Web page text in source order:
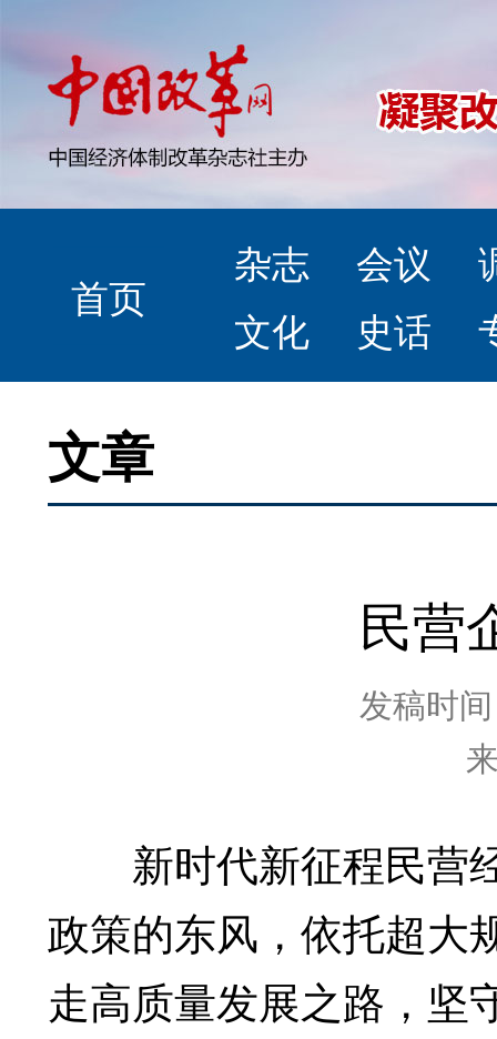
首页
杂志 会议
文化
史话
文章
民营
发稿时
新时代新征程民营
政策的东风，依托超大
走高质量发展之路，坚